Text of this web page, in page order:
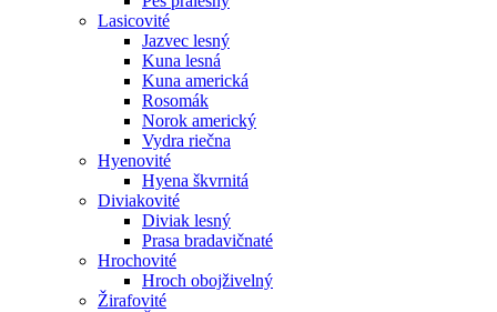
Lasicovité
Jazvec lesný
Kuna lesná
Kuna americká
Rosomák
Norok americký
Vydra riečna
Hyenovité
Hyena škvrnitá
Diviakovité
Diviak lesný
Prasa bradavičnaté
Hrochovité
Hroch obojživelný
Žirafovité